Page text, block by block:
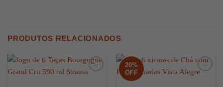
PRODUTOS RELACIONADOS
20%
OFF